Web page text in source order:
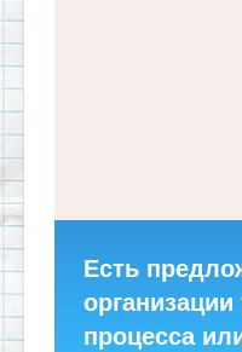
Есть
организации
процесса